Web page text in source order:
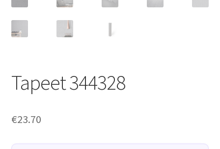
Tapeet 344328
€23.70